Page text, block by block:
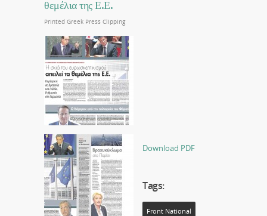
θεμέλια της Ε.Ε.
Printed Greek Press Clipping
Download PDF
Tags:
Front National